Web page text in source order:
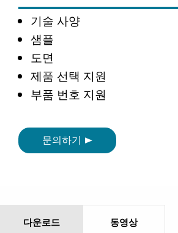
기술 사양
샘플
도면
제품 선택 지원
부품 번호 지원
문의하기
다운로드 동영상